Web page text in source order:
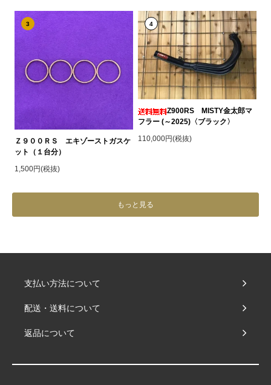
3
Ｚ９００ＲＳ エキゾーストガスケ
ット（１台分）
1,500円(税抜)
4
Z900RS MISTY金太郎マ
フラー (～2025)〈ブラック〉
110,000円(税抜)
もっと見る
支払い方法について
配送・送料について
返品について